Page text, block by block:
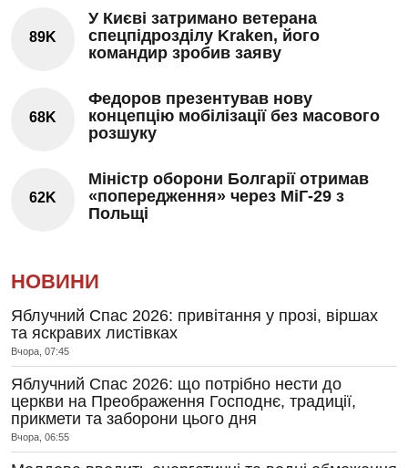
89K
У Києві затримано ветерана
спецпідрозділу Kraken, його
командир зробив заяву
68K
Федоров презентував нову
концепцію мобілізації без масового
розшуку
62K
Міністр оборони Болгарії отримав
«попередження» через МіГ-29 з
Польщі
НОВИНИ
Яблучний Спас 2026: привітання у прозі, віршах
та яскравих листівках
Вчора, 07:45
Яблучний Спас 2026: що потрібно нести до
церкви на Преображення Господнє, традиції,
прикмети та заборони цього дня
Вчора, 06:55